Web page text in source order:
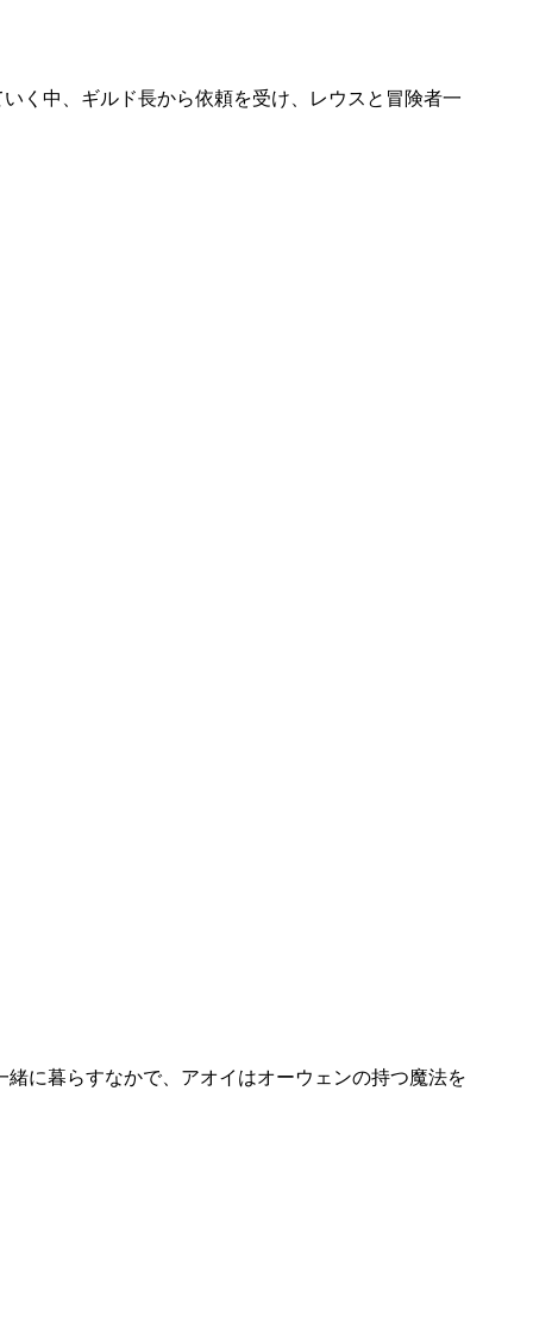
く中、ギルド長から依頼を受け、レウスと冒険者一
に暮らすなかで、アオイはオーウェンの持つ魔法を